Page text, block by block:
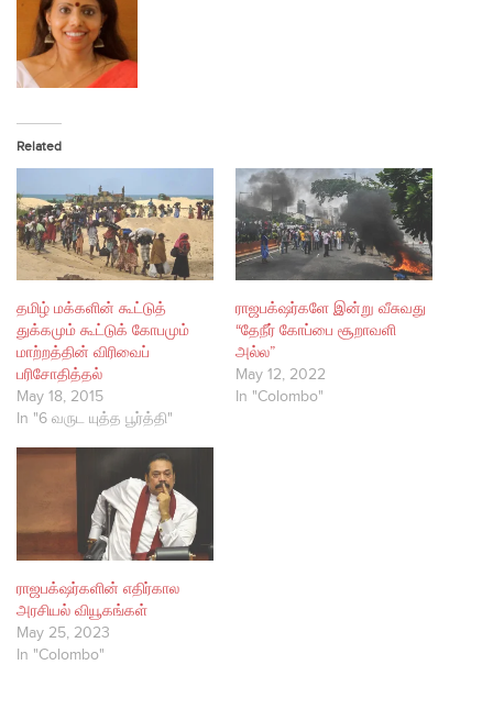
Related
தமிழ் மக்களின் கூட்டுத்
துக்கமும் கூட்டுக் கோபமும்
மாற்றத்தின் விரிவைப்
பரிசோதித்தல்
May 18, 2015
In "6 வருட யுத்த பூர்த்தி"
ராஜபக்‌ஷர்களே இன்று வீசுவது
“தேநீர் கோப்பை சூறாவளி
அல்ல”
May 12, 2022
In "Colombo"
ராஜபக்‌ஷர்களின் எதிர்கால
அரசியல் வியூகங்கள்
May 25, 2023
In "Colombo"